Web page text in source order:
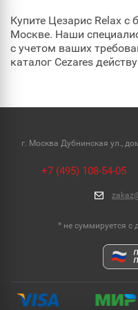
Купите Цезарис Relax с
Москве. Наши
с учетом ваших
каталог Cezares
г. Москва Дубнинская ул.,
+7 (495) 108-54-05
* не суммируется с